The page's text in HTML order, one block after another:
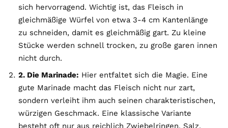
sich hervorragend. Wichtig ist, das Fleisch in
gleichmäßige Würfel von etwa 3-4 cm Kantenlänge
zu schneiden, damit es gleichmäßig gart. Zu kleine
Stücke werden schnell trocken, zu große garen innen
nicht durch.
2. Die Marinade: Hier entfaltet sich die Magie. Eine
gute Marinade macht das Fleisch nicht nur zart,
sondern verleiht ihm auch seinen charakteristischen,
würzigen Geschmack. Eine klassische Variante
besteht oft nur aus reichlich Zwiebelringen, Salz,